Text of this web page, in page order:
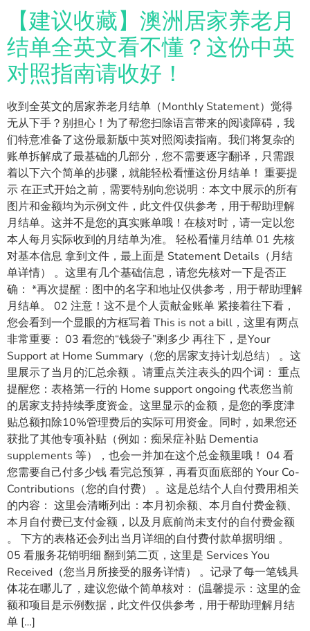
【建议收藏】澳洲居家养老月
结单全英文看不懂？这份中英
对照指南请收好！
收到全英文的居家养老月结单（Monthly Statement）觉得
无从下手？别担心！为了帮您扫除语言带来的阅读障碍，我
们特意准备了这份最新版中英对照阅读指南。我们将复杂的
账单拆解成了最基础的几部分，您不需要逐字翻译，只需跟
着以下六个简单的步骤，就能轻松看懂这份月结单！ 重要提
示 在正式开始之前，需要特别向您说明：本文中展示的所有
图片和金额均为示例文件，此文件仅供参考，用于帮助理解
月结单。这并不是您的真实账单哦！在核对时，请一定以您
本人每月实际收到的月结单为准。 轻松看懂月结单 01 先核
对基本信息 拿到文件，最上面是 Statement Details（月结
单详情） 。这里有几个基础信息，请您先核对一下是否正
确： *再次提醒：图中的名字和地址仅供参考，用于帮助理解
月结单。 02 注意！这不是个人贡献金账单 紧接着往下看，
您会看到一个显眼的方框写着 This is not a bill，这里有两点
非常重要： 03 看您的“钱袋子”剩多少 再往下，是Your
Support at Home Summary（您的居家支持计划总结） 。这
里展示了当月的汇总余额 。请重点关注表头的四个词： 重点
提醒您：表格第一行的 Home support ongoing 代表您当前
的居家支持持续季度资金。这里显示的金额，是您的季度津
贴总额扣除10%管理费后的实际可用资金。同时，如果您还
获批了其他专项补贴（例如：痴呆症补贴 Dementia
supplements 等），也会一并加在这个总金额里哦！ 04 看
您需要自己付多少钱 看完总预算，再看页面底部的 Your Co-
Contributions（您的自付费） 。这是总结个人自付费用相关
的内容： 这里会清晰列出：本月初余额、本月自付费金额、
本月自付费已支付金额，以及月底前尚未支付的自付费金额
。 下方的表格还会列出当月详细的自付费付款单据明细 。
05 看服务花销明细 翻到第二页，这里是 Services You
Received（您当月所接受的服务详情） 。记录了每一笔钱具
体花在哪儿了，建议您做个简单核对： (温馨提示：这里的金
额和项目是示例数据，此文件仅供参考，用于帮助理解月结
单 […]